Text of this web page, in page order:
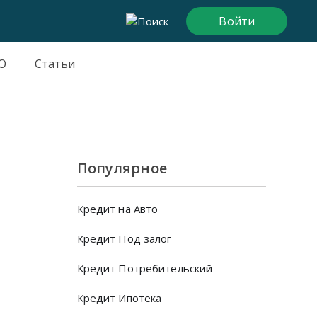
Войти
Статьи
Популярное
Кредит на Авто
Кредит Под залог
Кредит Потребительский
Кредит Ипотека